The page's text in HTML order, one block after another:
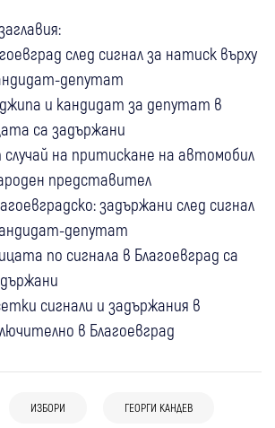
след сигнал за натиск върху
депутат
и кандидат за депутат в
са задържани
на притискане на автомобил
представител
задържани след сигнал
депутат
по сигнала в Благоевград са
сигнали и задържания в
в Благоевград
ИЗБОРИ ГЕОРГИ КАНДЕВ